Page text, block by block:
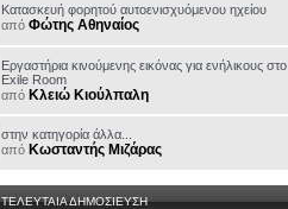
Κατασκευή φορητού αυτοενισχυόμενου ηχείου
από Φώτης Αθηναίος
Εργαστήρια κινούμενης εικόνας για ενήλικους στο
Exile Room
από Κλειώ Κιούλπαλη
στην κατηγορία άλλα...
από Κωσταντής Μιζάρας
ΤΕΛΕΥΤΑΙΑ ΔΗΜΟΣΙΕΥΣΗ